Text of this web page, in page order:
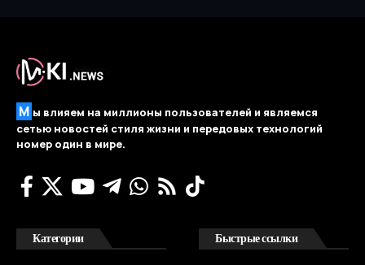
М ы влияем на миллионы пользователей и являемся
сетью новостей стиля жизни и передовых технологий
номер один в мире.
Категории Быстрые ссылки